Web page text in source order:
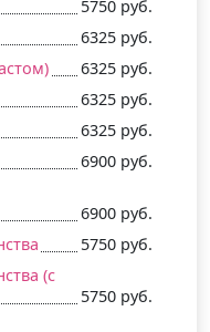
5750 руб.
6325 руб.
6325 руб.
6325 руб.
6325 руб.
6900 руб.
6900 руб.
5750 руб.
(c
5750 руб.